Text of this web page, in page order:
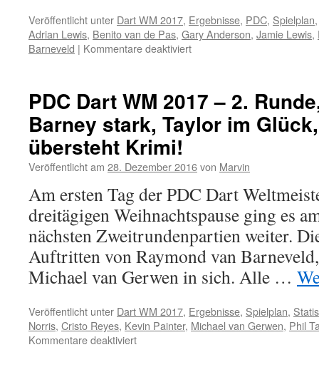
Veröffentlicht unter Dart WM 2017, Ergebnisse, PDC, Spielplan
Adrian Lewis, Benito van de Pas, Gary Anderson, Jamie Lewis,
Barneveld | Kommentare deaktiviertfür
2017
–
2.
Tag
3,
Abend:
Wright
letzter
Achtelfinalist,
Anderson
und
Barney
Viertelfinale
PDC Dart WM 2017 – 2.
Barney stark, Taylor im
übersteht Krimi!
Veröffentlicht am 28. Dezember 2016von Marvin
Am ersten Tag der PDC Dart
dreitägigen Weihnachtspause ging es
nächsten Zweitrundenpartien weiter.
Auftritten von Raymond van
Michael van Gerwen in sich. Alle …
Veröffentlicht unter Dart WM 2017, Ergebnisse, Spielplan,
Norris, Cristo Reyes, Kevin Painter, Michael van Gerwen, Phil
Kommentare deaktiviertfür